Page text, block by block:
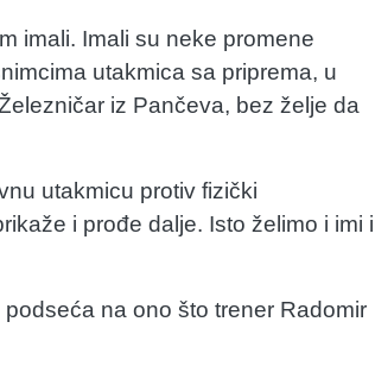
imali. Imali su neke promene
utakmica sa priprema, u
iz Pančeva, bez želje da
utakmicu protiv fizički
i prođe dalje. Isto želimo i imi i
na ono što trener Radomir